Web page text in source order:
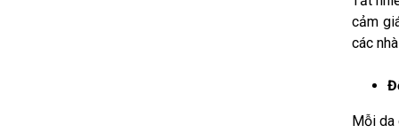
cảm
các
Mỗi da